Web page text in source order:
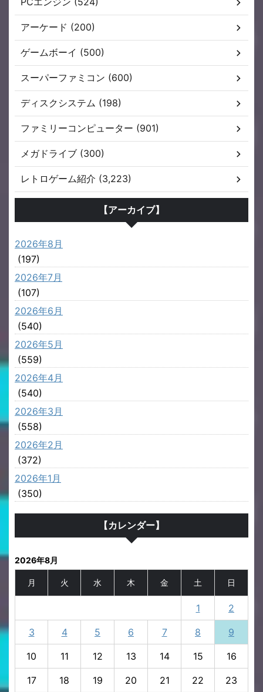
アーケード (200)
ゲームボーイ (500)
スーパーファミコン (600)
ディスクシステム (198)
ファミリーコンピューター (901)
メガドライブ (300)
レトロゲーム紹介 (3,223)
【アーカイブ】
2026年8月
(197)
2026年7月
(107)
2026年6月
(540)
2026年5月
(559)
2026年4月
(540)
2026年3月
(558)
2026年2月
(372)
2026年1月
(350)
【カレンダー】
2026年8月
月 火 水 木 金 土 日
1 2
3 4 5 6 7 8 9
10 11 12 13 14 15 16
17 18 19 20 21 22 23